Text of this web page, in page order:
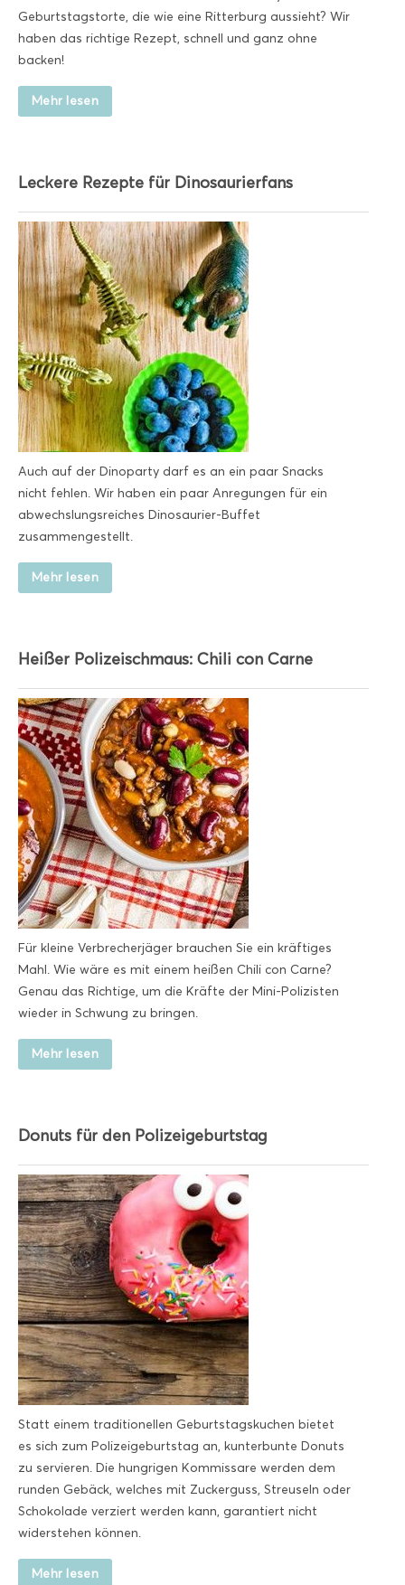
Geburtstagstorte, die wie eine Ritterburg aussieht? Wir
haben das richtige Rezept, schnell und ganz ohne
backen!
Mehr lesen
Leckere Rezepte für Dinosaurierfans
Auch auf der Dinoparty darf es an ein paar Snacks
nicht fehlen. Wir haben ein paar Anregungen für ein
abwechslungsreiches Dinosaurier-Buffet
zusammengestellt.
Mehr lesen
Heißer Polizeischmaus: Chili con Carne
Für kleine Verbrecherjäger brauchen Sie ein kräftiges
Mahl. Wie wäre es mit einem heißen Chili con Carne?
Genau das Richtige, um die Kräfte der Mini-Polizisten
wieder in Schwung zu bringen.
Mehr lesen
Donuts für den Polizeigeburtstag
Statt einem traditionellen Geburtstagskuchen bietet
es sich zum Polizeigeburtstag an, kunterbunte Donuts
zu servieren. Die hungrigen Kommissare werden dem
runden Gebäck, welches mit Zuckerguss, Streuseln oder
Schokolade verziert werden kann, garantiert nicht
widerstehen können.
Mehr lesen